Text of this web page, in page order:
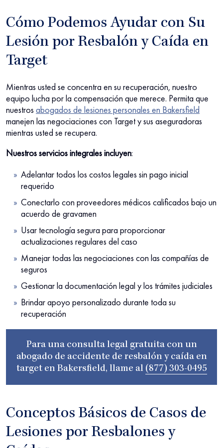
Cómo Podemos Ayudar con Su
Lesión por Resbalón y Caída en
Target
Mientras usted se concentra en su recuperación, nuestro
equipo lucha por la compensación que merece. Permita que
nuestros abogados de lesiones personales en Bakersfield
manejen las negociaciones con Target y sus aseguradoras
mientras usted se recupera.
Nuestros servicios integrales incluyen:
Adelantar todos los costos legales sin pago inicial
requerido
Conectarlo con proveedores médicos calificados bajo un
acuerdo de gravamen
Usar tecnología segura para proporcionar
actualizaciones regulares del caso
Manejar todas las negociaciones con las compañías de
seguros
Gestionar la documentación legal y los trámites judiciales
Brindar apoyo personalizado durante toda su
recuperación
Para una consulta legal gratuita con un
abogado de accidente de resbalón y caída en
target en Bakersfield, llame al (877) 303-0495
Conceptos Básicos de Casos de
Lesiones por Resbalones y